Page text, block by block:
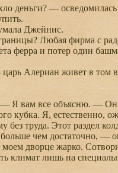
деньги? —
Джейнис.
Любая фирма с
ферра и потер один
Алериан живет в том
вам все объясню. — Он
кубка. Я, естественно,
труда. Этот раздел
чем достаточно, —
дворце жарко.
климат лишь на